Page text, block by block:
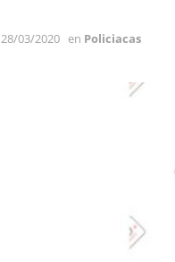
28/03/2020 en Policiacas